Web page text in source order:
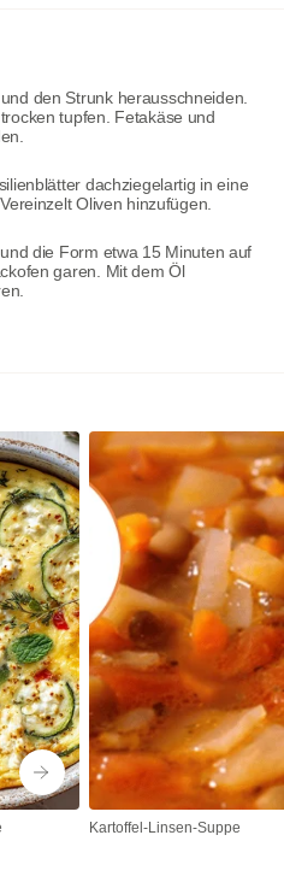
den Strunk herausschneiden.
tupfen. Fetakäse und
dachziegelartig in eine
Oliven hinzufügen.
die Form etwa 15 Minuten auf
garen. Mit dem Öl
Kartoffel-Linsen-Suppe